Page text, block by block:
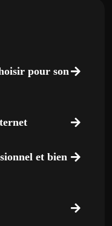
pour son
et bien